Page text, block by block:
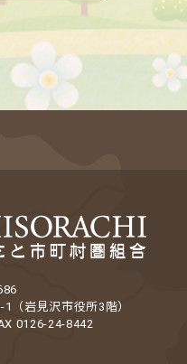
（岩見沢市役所3階）
0126-24-8442